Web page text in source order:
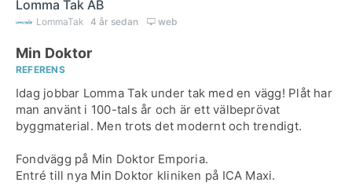
Lomma Tak AB
LommaTak 4 år sedan web
Min Doktor
REFERENS
Idag jobbar Lomma Tak under tak med en vägg! Plåt har
man använt i 100-tals år och är ett välbeprövat
byggmaterial. Men trots det modernt och trendigt.
Fondvägg på Min Doktor Emporia.
Entré till nya Min Doktor kliniken på ICA Maxi.